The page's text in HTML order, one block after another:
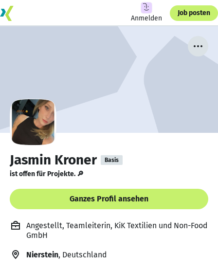
Anmelden
Job posten
Jasmin Kroner Basis
ist offen für Projekte. 🔎
Ganzes Profil ansehen
Angestellt, Teamleiterin, KiK Textilien und Non-Food
GmbH
Nierstein, Deutschland